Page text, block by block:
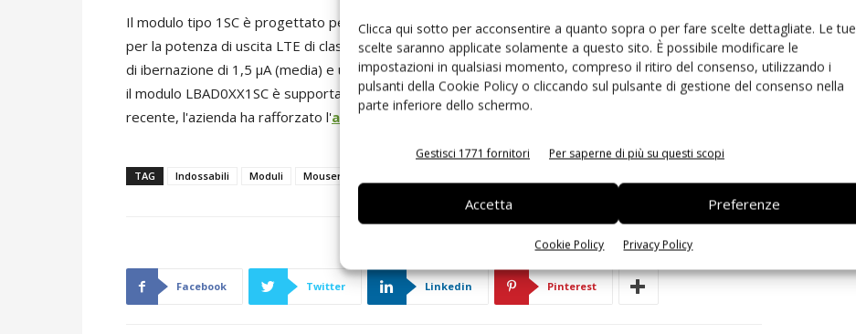
Clicca qui sotto per acconsentire a quanto sopra o per fare scelte dettagliate. Le tue
scelte saranno applicate solamente a questo sito. È possibile modificare le
impostazioni in qualsiasi momento, compreso il ritiro del consenso, utilizzando i
pulsanti della Cookie Policy o cliccando sul pulsante di gestione del consenso nella
parte inferiore dello schermo.
Gestisci 1771 fornitori Per saperne di più su questi scopi
Accetta Preferenze
Cookie Policy Privacy Policy
Il modulo tipo 1SC è progettato per soddisfare le specifiche della versione 3GPP ed è ottimizzato
per la potenza di uscita LTE di classe 3 (+23 dBm), con configurazioni per antenna esterna, corrente
di ibernazione di 1,5 μA (media) e un aggiornamento del firmware OTA. Lo sviluppo di applicazioni con
il modulo LBAD0XX1SC è supportato dalkit di valutazione LBAD0XX1SC-DM-EVK-B.Oltretutto, di
recente, l'azienda ha rafforzato l'assistenza ai clienti europei
TAG Indossabili Moduli Mouser
Facebook Twitter Linkedin Pinterest